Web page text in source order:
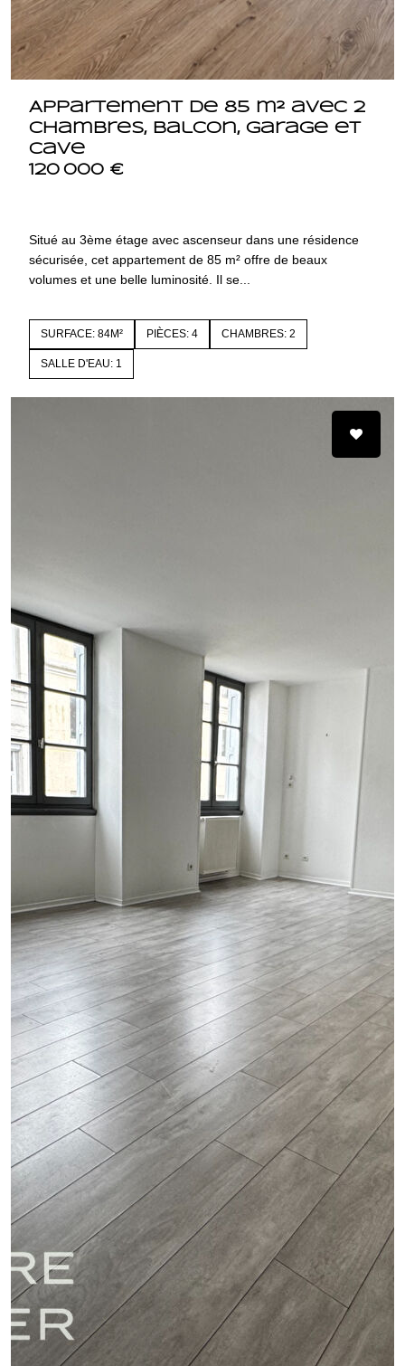
Appartement de 85 m² avec 2
chambres, balcon, garage et
cave
120 000 €
Situé au 3ème étage avec ascenseur dans une résidence
sécurisée, cet appartement de 85 m² offre de beaux
volumes et une belle luminosité. Il se...
SURFACE: 84M² PIÈCES: 4 CHAMBRES: 2
SALLE D'EAU: 1